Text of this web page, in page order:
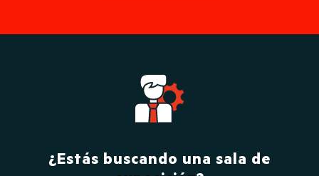
¿Estás buscando una sala de